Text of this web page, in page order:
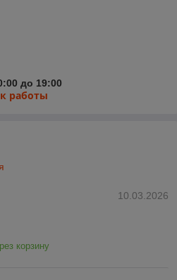
до 19:00
работы
10.03.2026
корзину